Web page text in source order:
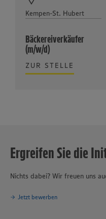
Kempen-St. Hubert
Bäckereiverkäufer
(m/w/d)
ZUR STELLE
Ergreifen Sie die
Nichts dabei? Wir freuen uns
Jetzt bewerben